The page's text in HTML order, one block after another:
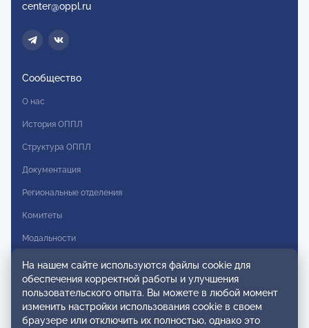
center@oppl.ru
Сообщество
О нас
История ОППЛ
Структура ОППЛ
Документация
Региональные отделения
Комитеты
Модальности
Вступление в ОППЛ
Реестры
Реестр наблюдательных членов
На нашем сайте используются файлы cookie для
обеспечения корректной работы и улучшения
пользовательского опыта. Вы можете в любой момент
изменить настройки использования cookie в своем
браузере или отключить их полностью, однако это